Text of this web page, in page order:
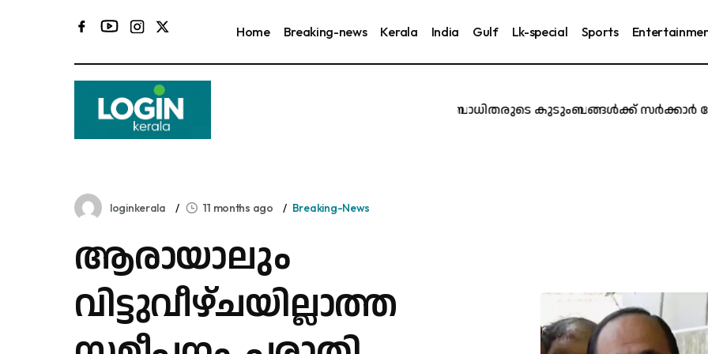
Home Breaking-news Kerala India Gulf Lk-special Sports
കരൂർ ദുരന്തബാധിതരുടെ കുടുംബങ്ങൾക്ക് സർക്കാർ ജോലി
loginkerala 11 months ago Breaking-News
ആരായാലും
വിട്ടുവീഴ്ചയില്ലാത്ത